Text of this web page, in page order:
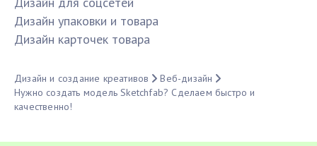
Дизайн упаковки и товара
Дизайн карточек товара
Дизайн и создание креативов
Веб-дизайн
Нужно создать модель Sketchfab? Сделаем быстро и
качественно!